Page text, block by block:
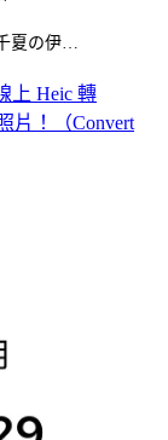
夏の伊…
上 Heic 轉
片！（Convert